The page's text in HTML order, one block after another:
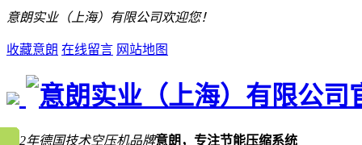
意朗实业（上海）有限公司欢迎您！
收藏意朗 在线留言 网站地图
132年德国技术空压机品牌意朗，专注节能压缩系统